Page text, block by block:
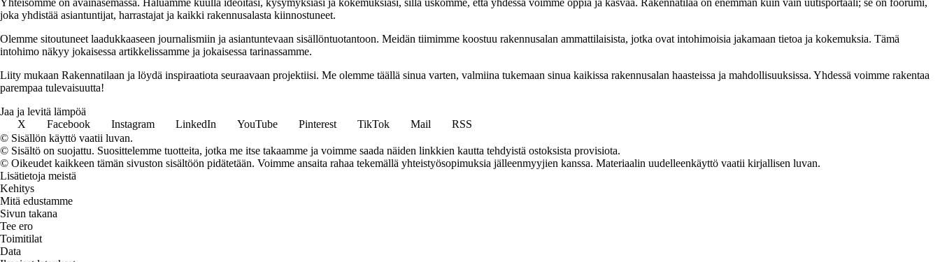
Yhteisömme on avainasemassa. Haluamme kuulla ideoitasi, kysymyksiäsi ja kokemuksiasi, sillä uskomme, että yhdessä voimme oppia ja kasvaa. Rakennatilaa on enemmän kuin vain uutisportaali; se on foorumi,
joka yhdistää asiantuntijat, harrastajat ja kaikki rakennusalasta kiinnostuneet.
Olemme sitoutuneet laadukkaaseen journalismiin ja asiantuntevaan sisällöntuotantoon. Meidän tiimimme koostuu rakennusalan ammattilaisista, jotka ovat intohimoisia jakamaan tietoa ja kokemuksia. Tämä
intohimo näkyy jokaisessa artikkelissamme ja jokaisessa tarinassamme.
Liity mukaan Rakennatilaan ja löydä inspiraatiota seuraavaan projektiisi. Me olemme täällä sinua varten, valmiina tukemaan sinua kaikissa rakennusalan haasteissa ja mahdollisuuksissa. Yhdessä voimme rakentaa
parempaa tulevaisuutta!
Jaa ja levitä lämpöä
X
Facebook Instagram LinkedIn YouTube Pinterest TikTok Mail
RSS
© Sisällön käyttö vaatii luvan.
© Sisältö on suojattu. Suosittelemme tuotteita, jotka me itse takaamme ja voimme saada näiden linkkien kautta tehdyistä ostoksista provisiota.
© Oikeudet kaikkeen tämän sivuston sisältöön pidätetään. Voimme ansaita rahaa tekemällä yhteistyösopimuksia jälleenmyyjien kanssa. Materiaalin uudelleenkäyttö vaatii kirjallisen luvan.
Lisätietoja meistä
Kehitys
Mitä edustamme
Sivun takana
Tee ero
Toimitilat
Data